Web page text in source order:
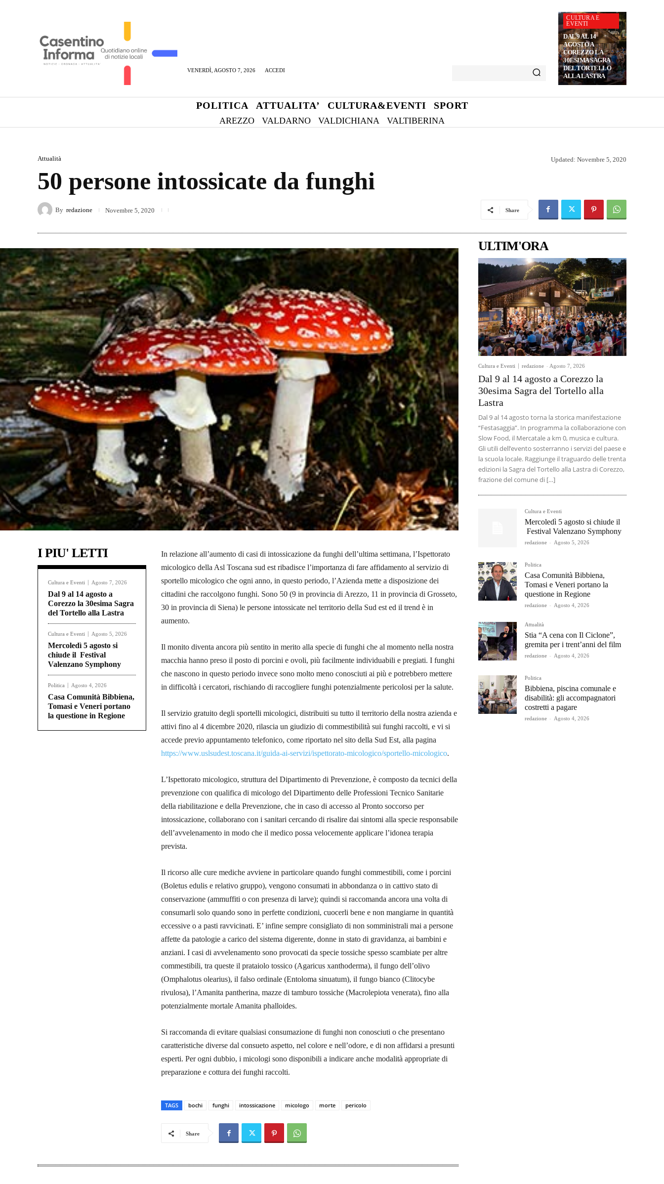
VENERDÌ, AGOSTO 7, 2026 ACCEDI
CULTURA E
EVENTI
DAL 9 AL 14
AGOSTO A
COREZZO LA
30ESIMA SAGRA
DEL TORTELLO
ALLA LASTRA
POLITICA ATTUALITA’ CULTURA&EVENTI SPORT
AREZZO VALDARNO VALDICHIANA VALTIBERINA
Attualità Updated: Novembre 5, 2020
50 persone intossicate da funghi
By redazione Novembre 5, 2020 Share
I PIU' LETTI
Cultura e Eventi Agosto 7, 2026
Dal 9 al 14 agosto a
Corezzo la 30esima Sagra
del Tortello alla Lastra
Cultura e Eventi Agosto 5, 2026
Mercoledì 5 agosto si
chiude il Festival
Valenzano Symphony
Politica Agosto 4, 2026
Casa Comunità Bibbiena,
Tomasi e Veneri portano
la questione in Regione
In relazione all’aumento di casi di intossicazione da funghi dell’ultima settimana, l’Ispettorato
micologico della Asl Toscana sud est ribadisce l’importanza di fare affidamento al servizio di
sportello micologico che ogni anno, in questo periodo, l’Azienda mette a disposizione dei
cittadini che raccolgono funghi. Sono 50 (9 in provincia di Arezzo, 11 in provincia di Grosseto,
30 in provincia di Siena) le persone intossicate nel territorio della Sud est ed il trend è in
aumento.
Il monito diventa ancora più sentito in merito alla specie di funghi che al momento nella nostra
macchia hanno preso il posto di porcini e ovoli, più facilmente individuabili e pregiati. I funghi
che nascono in questo periodo invece sono molto meno conosciuti ai più e potrebbero mettere
in difficoltà i cercatori, rischiando di raccogliere funghi potenzialmente pericolosi per la salute.
Il servizio gratuito degli sportelli micologici, distribuiti su tutto il territorio della nostra azienda e
attivi fino al 4 dicembre 2020, rilascia un giudizio di commestibilità sui funghi raccolti, e vi si
accede previo appuntamento telefonico, come riportato nel sito della Sud Est, alla pagina
https://www.uslsudest.toscana.it/guida-ai-servizi/ispettorato-micologico/sportello-micologico.
L’Ispettorato micologico, struttura del Dipartimento di Prevenzione, è composto da tecnici della
prevenzione con qualifica di micologo del Dipartimento delle Professioni Tecnico Sanitarie
della riabilitazione e della Prevenzione, che in caso di accesso al Pronto soccorso per
intossicazione, collaborano con i sanitari cercando di risalire dai sintomi alla specie responsabile
dell’avvelenamento in modo che il medico possa velocemente applicare l’idonea terapia
prevista.
Il ricorso alle cure mediche avviene in particolare quando funghi commestibili, come i porcini
(Boletus edulis e relativo gruppo), vengono consumati in abbondanza o in cattivo stato di
conservazione (ammuffiti o con presenza di larve); quindi si raccomanda ancora una volta di
consumarli solo quando sono in perfette condizioni, cuocerli bene e non mangiarne in quantità
eccessive o a pasti ravvicinati. E’ infine sempre consigliato di non somministrali mai a persone
affette da patologie a carico del sistema digerente, donne in stato di gravidanza, ai bambini e
anziani. I casi di avvelenamento sono provocati da specie tossiche spesso scambiate per altre
commestibili, tra queste il prataiolo tossico (Agaricus xanthoderma), il fungo dell’olivo
(Omphalotus olearius), il falso ordinale (Entoloma sinuatum), il fungo bianco (Clitocybe
rivulosa), l’Amanita pantherina, mazze di tamburo tossiche (Macrolepiota venerata), fino alla
potenzialmente mortale Amanita phalloides.
Si raccomanda di evitare qualsiasi consumazione di funghi non conosciuti o che presentano
caratteristiche diverse dal consueto aspetto, nel colore e nell’odore, e di non affidarsi a presunti
esperti. Per ogni dubbio, i micologi sono disponibili a indicare anche modalità appropriate di
preparazione e cottura dei funghi raccolti.
TAGS bochi funghi intossicazione micologo morte pericolo
Share
ULTIM'ORA
Cultura e Eventi redazione - Agosto 7, 2026
Dal 9 al 14 agosto a Corezzo la
30esima Sagra del Tortello alla
Lastra
Dal 9 al 14 agosto torna la storica manifestazione
“Festasaggia”. In programma la collaborazione con
Slow Food, il Mercatale a km 0, musica e cultura.
Gli utili dell’evento sosterranno i servizi del paese e
la scuola locale. Raggiunge il traguardo delle trenta
edizioni la Sagra del Tortello alla Lastra di Corezzo,
frazione del comune di […]
Cultura e Eventi
Mercoledì 5 agosto si chiude il
Festival Valenzano Symphony
redazione - Agosto 5, 2026
Politica
Casa Comunità Bibbiena,
Tomasi e Veneri portano la
questione in Regione
redazione - Agosto 4, 2026
Attualità
Stia “A cena con Il Ciclone”,
gremita per i trent’anni del film
redazione - Agosto 4, 2026
Politica
Bibbiena, piscina comunale e
disabilità: gli accompagnatori
costretti a pagare
redazione - Agosto 4, 2026